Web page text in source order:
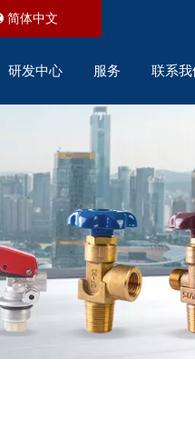
简体中文
研发中心 服务 联系我